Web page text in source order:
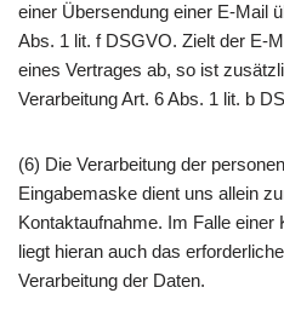
einer Übersendung einer E-Mail
Abs. 1 lit. f DSGVO. Zielt der E-
eines Vertrages ab, so ist
Verarbeitung Art. 6 Abs. 1 lit. b
(6) Die Verarbeitung der
Eingabemaske dient uns allein
Kontaktaufnahme. Im Falle
liegt hieran auch das
Verarbeitung der Daten.